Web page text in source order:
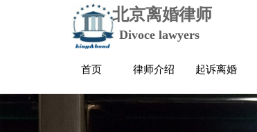
北京离婚律师
Divoce lawyers
首页 律师介绍 起诉离婚